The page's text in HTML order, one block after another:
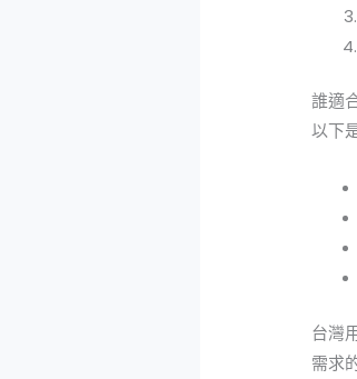
誰適
以下
台灣
需求